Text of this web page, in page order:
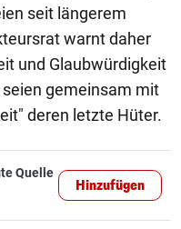
seit längerem
warnt daher
und Glaubwürdigkeit
seien gemeinsam mit
deren letzte Hüter.
Quelle
Hinzufügen